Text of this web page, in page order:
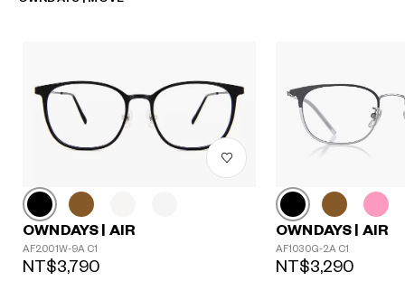
OWNDAYS | AIR
AF2001W-9A C1
NT$3,790
OWNDAYS | AIR
AF1030G-2A C1
NT$3,290